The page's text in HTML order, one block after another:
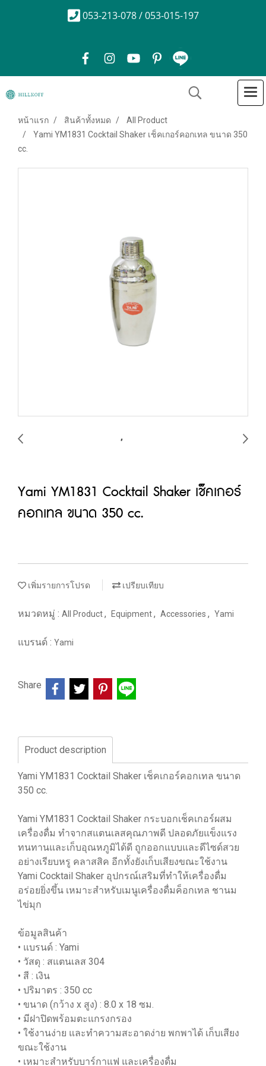
053-213-078 / 053-015-197
หน้าแรก สินค้าทั้งหมด
All Product
Yami YM1831 Cocktail Shaker เช็คเกอร์คอกเทล ขนาด 350
cc.
Yami YM1831 Cocktail Shaker เช็คเกอร์
คอกเทล ขนาด 350 cc.
เพิ่มรายการโปรด เปรียบเทียบ
หมวดหมู่ : All Product, Equipment, Accessories , Yami
แบรนด์ : Yami
Share
Product description
Yami YM1831 Cocktail Shaker เช็คเกอร์คอกเทล ขนาด
350 cc.
Yami YM1831 Cocktail Shaker กระบอกเช็คเกอร์ผสม
เครื่องดื่ม ทำจากสแตนเลสคุณภาพดี ปลอดภัยแข็งแรง
ทนทานและเก็บอุณหภูมิได้ดี ถูกออกแบบและดีไซด์สวย
อย่างเรียบหรู คลาสสิค อีกทั้งยังเก็บเสียงขณะใช้งาน
Yami Cocktail Shaker อุปกรณ์เสริมที่ทำให้เครื่องดื่ม
อร่อยยิ่งขึ้น เหมาะสำหรับเมนูเครื่องดื่มค็อกเทล ชานม
ไข่มุก
ข้อมูลสินค้า
• แบรนด์ : Yami
• วัสดุ : สแตนเลส 304
• สี : เงิน
• ปริมาตร : 350 cc
• ขนาด (กว้าง x สูง) : 8.0 x 18 ซม.
• มีฝาปิดพร้อมตะแกรงกรอง
• ใช้งานง่าย และทำความสะอาดง่าย พกพาได้ เก็บเสียง
ขณะใช้งาน
• เหมาะสำหรับบาร์กาแฟ และเครื่องดื่ม